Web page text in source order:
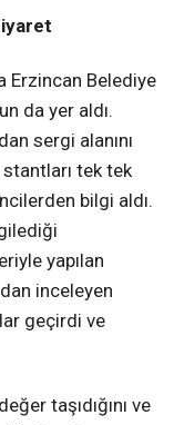
Erzincan Belediye
da yer aldı.
sergi alanını
tek tek
bilgi aldı.
yapılan
inceleyen
geçirdi ve
taşıdığını ve